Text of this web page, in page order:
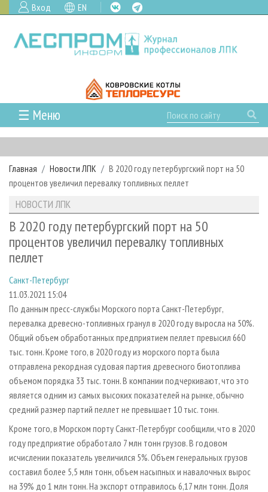
Вход EN
☰ Меню
ГЛАВНАЯ
РУБРИКИ И ТЕМЫ
РУБРИКИ ЖУРНАЛА
ЛЕСОЗАГОТОВКА
ЛЕСОПИЛЕНИЕ
ДЕРЕВООБРАБОТКА
СУШКА ДРЕВЕСИНЫ
ПРОИЗВОДСТВО ДРЕВЕСНЫХ ПЛИТ
ДЕРЕВЯННОЕ ДОМОСТРОЕНИЕ
ПРОИЗВОДСТВО МЕБЕЛИ
БИОЭНЕРГЕТИКА
ЦБП
ИНСТРУМЕНТ И МАТЕРИАЛЫ
НОВОСТИ
НОВОСТИ ЛПК
НОВОСТИ ЖУРНАЛА
НОВОСТИ КОМПАНИЙ
ПРОЕКТЫ ЛПИ
АНАЛИТИКА
ПРЕДПРИЯТИЯ ЛПК
ЛЕСНЫЕ РЕГИОНЫ РОССИИ
ПЕРСОНЫ
МОБИЛЬНЫЕ ВЫСТАВКИ
ОФИЦИАЛЬНЫЕ ДЕЛЕГАЦИИ
ПРИОРИТЕТНЫЕ ИНВЕСТПРОЕКТЫ
RUSSIAN FORESTRY REVIEW
ГАЗЕТА ЛЕСПРОМФОРУМ
БИБЛИОТЕКА СПЕЦИАЛИСТА
АРХИВ
АРХИВ ЖУРНАЛОВ
СТАТЬИ
О ЖУРНАЛЕ
ПОДПИСКА
КОНТАКТЫ
РЕКЛАМОДАТЕЛЯМ
РЕКЛАМА
РЕКЛАМА НА САЙТЕ
Главная Новости ЛПК
В 2020 году петербургский порт на 50
процентов увеличил перевалку топливных пеллет
НОВОСТИ ЛПК
В 2020 году петербургский порт на 50
процентов увеличил перевалку топливных
пеллет
Санкт-Петербург
11.03.2021 15:04
По данным пресс-службы Морского порта Санкт-Петербург,
перевалка древесно-топливных гранул в 2020 году выросла на 50%.
Общий объем обработанных предприятием пеллет превысил 660
тыс. тонн. Кроме того, в 2020 году из морского порта была
отправлена рекордная судовая партия древесного биотоплива
объемом порядка 33 тыс. тонн. В компании подчеркивают, что это
является одним из самых высоких показателей на рынке, обычно
средний размер партий пеллет не превышает 10 тыс. тонн.
Кроме того, в Морском порту Санкт-Петербург сообщили, что в 2020
году предприятие обработало 7 млн тонн грузов. В годовом
исчислении показатель увеличился 5%. Объем генеральных грузов
составил более 5,5 млн тонн, объем насыпных и навалочных вырос
на 39% до 1 млн тонн. На экспорт отправилось 6,17 млн тонн. Доля